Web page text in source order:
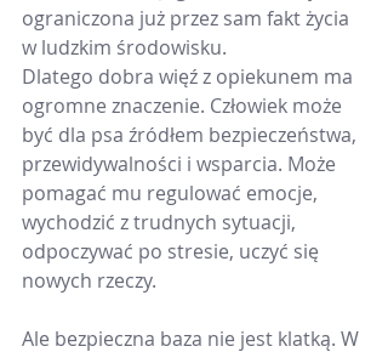
ograniczona już przez sam fakt życia
w ludzkim środowisku.
Dlatego dobra więź z opiekunem ma
ogromne znaczenie. Człowiek może
być dla psa źródłem bezpieczeństwa,
przewidywalności i wsparcia. Może
pomagać mu regulować emocje,
wychodzić z trudnych sytuacji,
odpoczywać po stresie, uczyć się
nowych rzeczy.
Ale bezpieczna baza nie jest klatką. W